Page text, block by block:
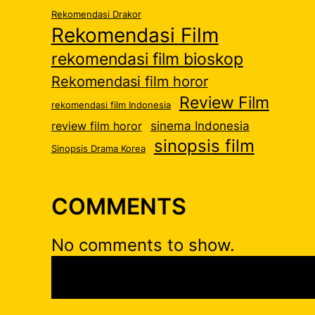
Rekomendasi Drakor
Rekomendasi Film
rekomendasi film bioskop
Rekomendasi film horor
rekomendasi film Indonesia Review Film
review film horor sinema Indonesia
Sinopsis Drama Korea sinopsis film
COMMENTS
No comments to show.